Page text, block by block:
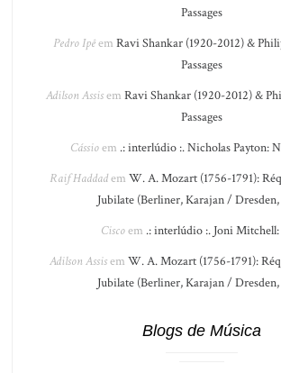
Passages
Pedro Ipêem Ravi Shankar (1920-2012) &
Passages
Adilson Assisem Ravi Shankar (1920-2012) &
Passages
Cássioem .: interlúdio :. Nicholas Payton:
Raif Haddadem W. A. Mozart (1756-1791):
Jubilate (Berliner, Karajan /
Ciscoem .: interlúdio :. Joni Mitchell:
Adilson Assisem W. A. Mozart (1756-1791):
Jubilate (Berliner, Karajan /
Blogs de Música